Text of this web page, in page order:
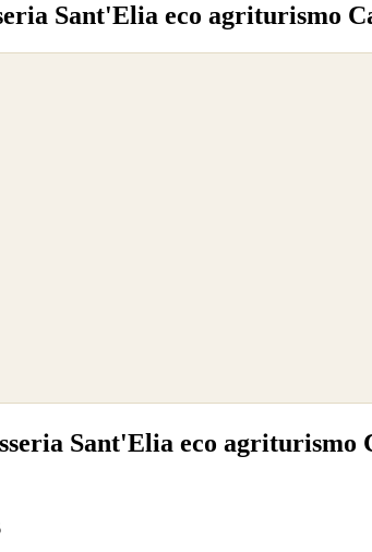
Sant'Elia eco agriturismo
Sant'Elia eco agriturismo